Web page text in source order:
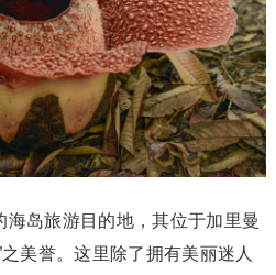
岛旅游目的地，其位于加里曼
美誉。这里除了拥有美丽迷人